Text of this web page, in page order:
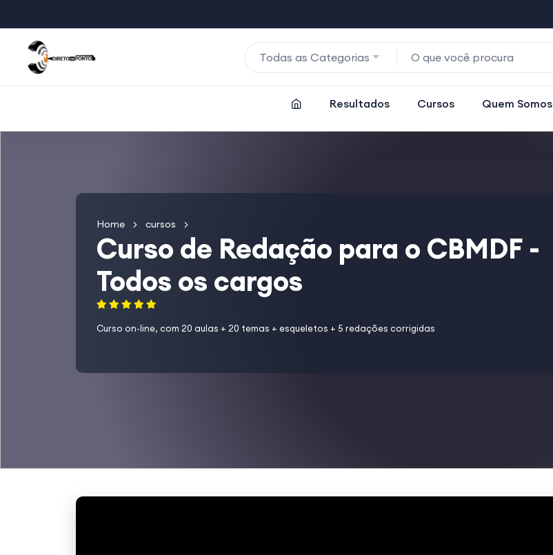
Todas as Categorias
Resultados Cursos Quem Somos
Home cursos
Curso de Redação para o CBMDF -
Todos os cargos
Curso on-line, com 20 aulas + 20 temas + esqueletos + 5 redações corrigidas